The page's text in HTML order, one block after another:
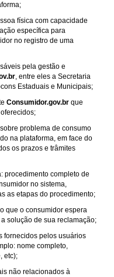
física com capacidade
específica para
no registro de uma
pela gestão e
, entre eles a Secretaria
Estaduais e Municipais;
Consumidor.gov.br que
problema de consumo
na plataforma, em face do
os prazos e trâmites
procedimento completo de
no sistema,
as etapas do procedimento;
que o consumidor espera
solução de sua reclamação;
fornecidos pelos usuários
nome completo,
etc);
não relacionados à